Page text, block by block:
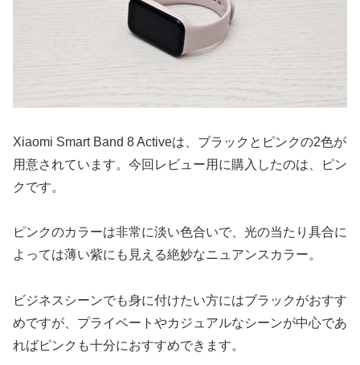
Xiaomi Smart Band 8 Activeは、ブラックとピンクの2色が
用意されています。今回レビュー用に購入したのは、ピン
クです。
ピンクのカラーは非常に淡い色合いで、光の当たり具合に
よっては薄い紫にも見える絶妙なニュアンスカラー。
ビジネスシーンでも身に付けたい方にはブラックがおすす
めですが、プライベートやカジュアルなシーンが中心であ
ればピンクも十分におすすめできます。